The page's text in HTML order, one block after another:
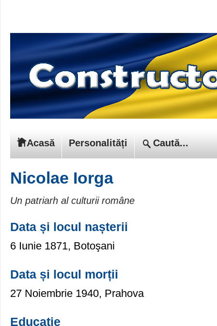
Acasă Personalități
Nicolae Iorga
Un patriarh al culturii române
Data și locul nașterii
6 Iunie 1871, Botoşani
Data și locul morții
27 Noiembrie 1940, Prahova
Educație